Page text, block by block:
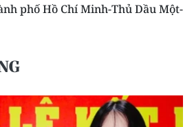
phố Hồ Chí Minh-Thủ Dầu Một-